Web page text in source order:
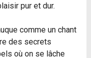
pur et dur.
comme un chant
des secrets
où on se lâche